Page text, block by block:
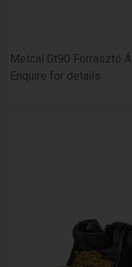
Metcal Gt90 Forrasztó
Enquire for details